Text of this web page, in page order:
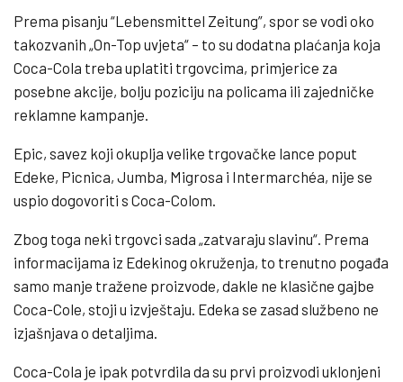
Prema pisanju “Lebensmittel Zeitung”, spor se vodi oko
takozvanih „On-Top uvjeta“ – to su dodatna plaćanja koja
Coca-Cola treba uplatiti trgovcima, primjerice za
posebne akcije, bolju poziciju na policama ili zajedničke
reklamne kampanje.
Epic, savez koji okuplja velike trgovačke lance poput
Edeke, Picnica, Jumba, Migrosa i Intermarchéa, nije se
uspio dogovoriti s Coca-Colom.
Zbog toga neki trgovci sada „zatvaraju slavinu“. Prema
informacijama iz Edekinog okruženja, to trenutno pogađa
samo manje tražene proizvode, dakle ne klasične gajbe
Coca-Cole, stoji u izvještaju. Edeka se zasad službeno ne
izjašnjava o detaljima.
Coca-Cola je ipak potvrdila da su prvi proizvodi uklonjeni